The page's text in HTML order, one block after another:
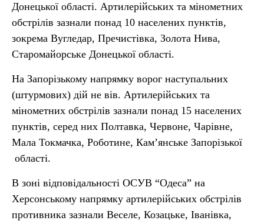
Донецької області. Артилерійських та мінометних
обстрілів зазнали понад 10 населених пунктів,
зокрема Вугледар, Пречистівка, Золота Нива,
Старомайорське Донецької області.
На Запорізькому напрямку ворог наступальних
(штурмових) дій не вів. Артилерійських та
мінометних обстрілів зазнали понад 15 населених
пунктів, серед них Полтавка, Червоне, Чарівне,
Мала Токмачка, Роботине, Кам’янське Запорізької
області.
В зоні відповідальності ОСУВ “Одеса” на
Херсонському напрямку артилерійських обстрілів
противника зазнали Веселе, Козацьке, Іванівка,